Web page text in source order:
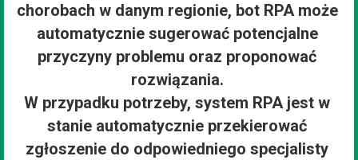
chorobach w danym regionie, bot RPA może
automatycznie sugerować potencjalne
przyczyny problemu oraz proponować
rozwiązania.
W przypadku potrzeby, system RPA jest w
stanie automatycznie przekierować
zgłoszenie do odpowiedniego specjalisty